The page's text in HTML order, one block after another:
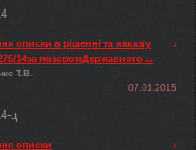
описки в рішенні та наказіу
14за позовомДержавного ...
Т.В.
07.01.2015
ц
описки